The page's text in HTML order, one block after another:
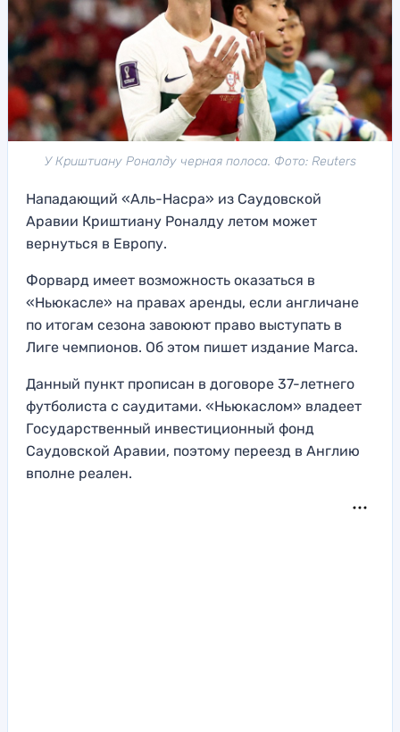
У Криштиану Роналду черная полоса. Фото: Reuters
Нападающий «Аль-Насра» из Саудовской
Аравии Криштиану Роналду летом может
вернуться в Европу.
Форвард имеет возможность оказаться в
«Ньюкасле» на правах аренды, если англичане
по итогам сезона завоюют право выступать в
Лиге чемпионов. Об этом пишет издание Marca.
Данный пункт прописан в договоре 37-летнего
футболиста с саудитами. «Ньюкаслом» владеет
Государственный инвестиционный фонд
Саудовской Аравии, поэтому переезд в Англию
вполне реален.